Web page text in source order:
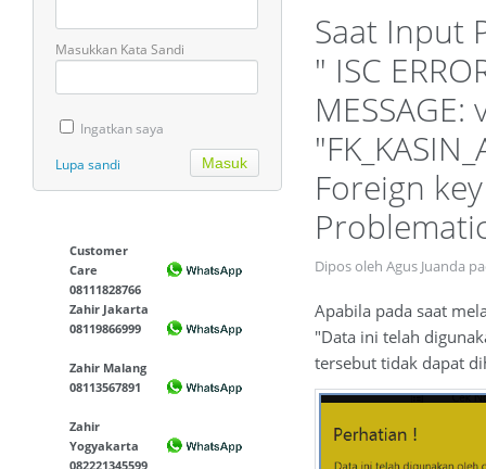
Masukkan Kata Sandi
Ingatkan saya
Lupa sandi
Customer
Care
08111828766
Zahir Jakarta
08119866999
Zahir Malang
08113567891
Zahir
Yogyakarta
082221345599
Saat Input
" ISC
Foreign
Dipos oleh Agus Juanda
Apabila pada saat
"Data ini telah
tersebut tidak dapat